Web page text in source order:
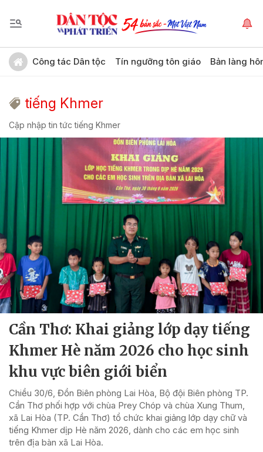
Công tác Dân tộc Tín ngưỡng tôn giáo Bản làng
tiếng Khmer
Cập nhập tin tức tiếng Khmer
Cần Thơ: Khai giảng lớp dạy tiếng
Khmer Hè năm 2026 cho học sinh
khu vực biên giới biển
Chiều 30/6, Đồn Biên phòng Lai Hòa, Bộ đội Biên phòng TP.
Cần Thơ phối hợp với chùa Prey Chóp và chùa Xung Thum,
xã Lai Hòa (TP. Cần Thơ) tổ chức khai giảng lớp dạy chữ và
tiếng Khmer dịp Hè năm 2026, dành cho các em học sinh
trên địa bàn xã Lai Hòa.